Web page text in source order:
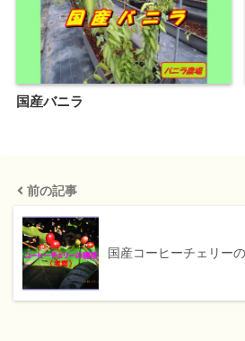
国産バニラ
前の記事
国産コーヒーチェリー